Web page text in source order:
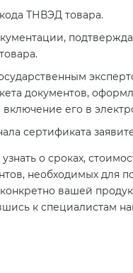
ТНВЭД товара.
документов,
включение его в
сертификата
о сроках,
необходимых для
вашей
к специалистам